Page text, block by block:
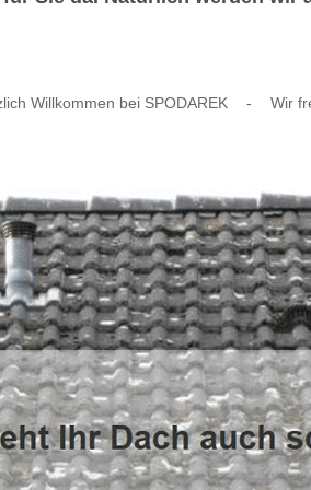
Willkommen bei SPODAREK - Wir